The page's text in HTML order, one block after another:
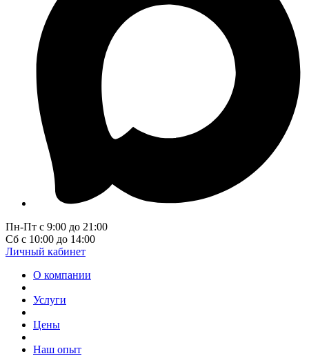
Пн-Пт с 9:00 до 21:00
Сб с 10:00 до 14:00
Личный кабинет
О компании
Услуги
Цены
Наш опыт